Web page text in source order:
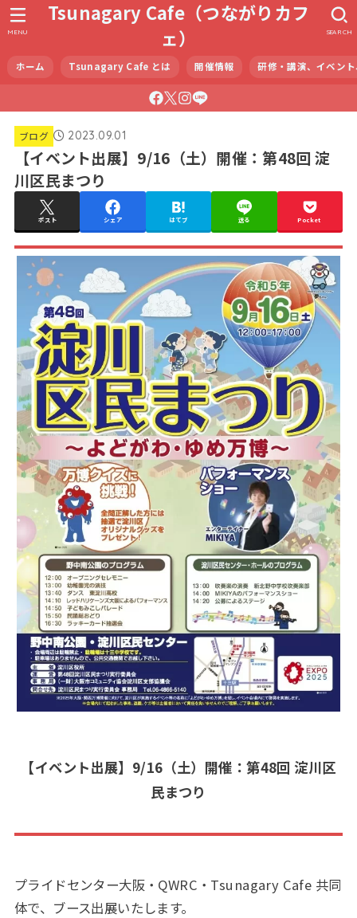
Tsunagary Cafe（つながりカフ
ェ）
ホーム Tsunagary Cafe とは 開催情報 研修・講演、イベン
SEARCH
MENU
ブログ 2023.09.01
【イベント出展】9/16（土）開催：第48回 淀
川区民まつり
ポスト シェア はてブ 送る Pocket
【イベント出展】9/16（土）開催：第48回 淀川区
民まつり
プライドセンター大阪・QWRC・Tsunagary Cafe 共同
体で、ブース出展いたします。